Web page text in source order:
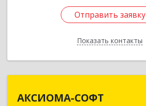
Отправить заявку
Показать контакты
Отправить заявку
Назад
АКСИОМА-СОФТ